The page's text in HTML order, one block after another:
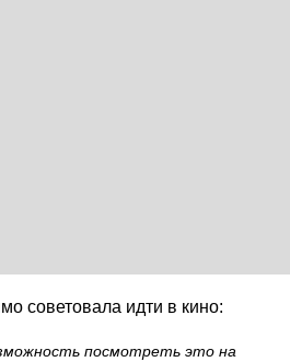
советовала идти в кино:
посмотреть это на